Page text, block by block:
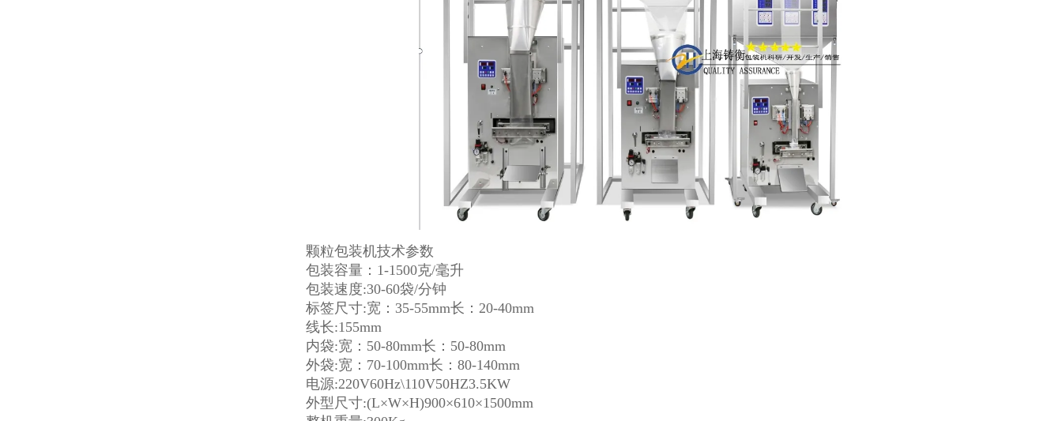
颗粒包装机技术参数
包装容量：1-1500克/毫升
包装速度:30-60袋/分钟
标签尺寸:宽：35-55mm长：20-40mm
线长:155mm
内袋:宽：50-80mm长：50-80mm
外袋:宽：70-100mm长：80-140mm
电源:220V60Hz\110V50HZ3.5KW
外型尺寸:(L×W×H)900×610×1500mm